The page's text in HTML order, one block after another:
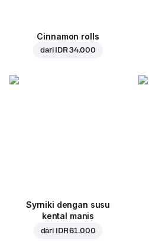
Cinnamon rolls
dari IDR 34.000
Syrniki dengan susu
kental manis
dari IDR 61.000